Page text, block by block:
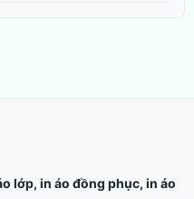
lớp, in áo đồng phục, in áo